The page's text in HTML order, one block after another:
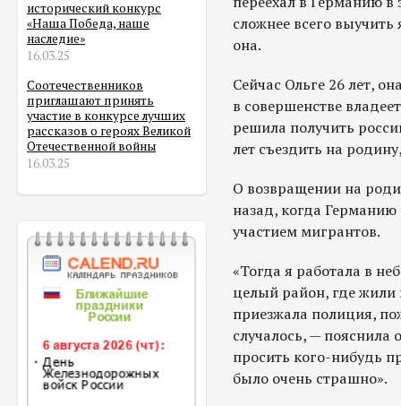
исторический конкурс
«Наша Победа, наше
наследие»
16.03.25
Соотечественников
приглашают принять
участие в конкурсе лучших
рассказов о героях Великой
Отечественной войны
16.03.25
сложнее всего выучить
она.
Сейчас Ольге 26 лет,
в совершенстве
решила получить
лет съездить на
О возвращении на
назад, когда
участием мигрантов.
«Тогда я работала в
целый район, где
приезжала полиция,
случалось, — пояснила
просить кого-нибудь
было очень страшно».